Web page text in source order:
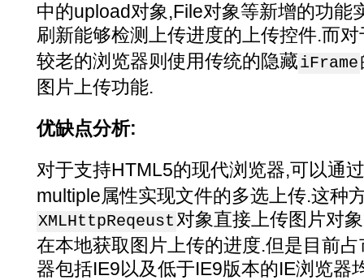
中的upload对象,File对象等新增的功能
刷新能够检测上传进度的上传控件.而
较老的浏览器则使用传统的隐藏iFrame
图片上传功能.
优缺点分析:
对于支持HTML5的现代浏览器,可以通
multiple属性实现文件的多选上传.这种
XMLHttpReqeust 对象直接上传图片对
在本地获取图片上传的进度.但是目前
器包括IE9以及低于IE9版本的IE浏览器